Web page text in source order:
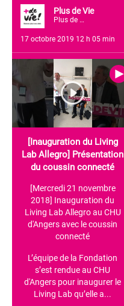
Plus de Vie
Plus de Vie
17 octobre 2019 12 h 05 min
[Inauguration du Living
Lab Allegro] Présentation
du coussin connecté
[Mercredi 21 novembre
2018] Inauguration du
Living Lab Allegro au CHU
d'Angers avec le coussin
connecté
L’équipe de la Fondation
s’est rendue au CHU
d'Angers pour inaugurer le
Living Lab qu’elle a...